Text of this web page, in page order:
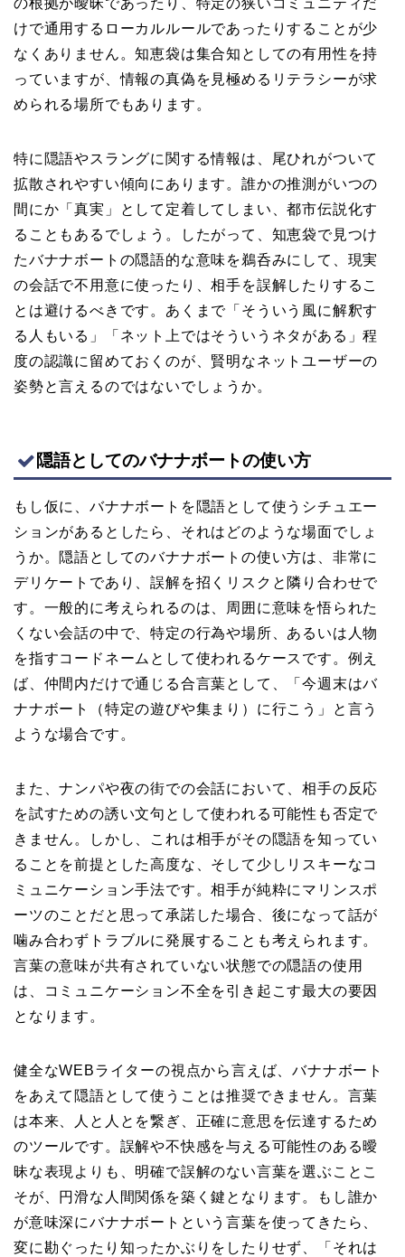
の根拠が曖昧であったり、特定の狭いコミュニティだ
けで通用するローカルルールであったりすることが少
なくありません。知恵袋は集合知としての有用性を持
っていますが、情報の真偽を見極めるリテラシーが求
められる場所でもあります。
特に隠語やスラングに関する情報は、尾ひれがついて
拡散されやすい傾向にあります。誰かの推測がいつの
間にか「真実」として定着してしまい、都市伝説化す
ることもあるでしょう。したがって、知恵袋で見つけ
たバナナボートの隠語的な意味を鵜呑みにして、現実
の会話で不用意に使ったり、相手を誤解したりするこ
とは避けるべきです。あくまで「そういう風に解釈す
る人もいる」「ネット上ではそういうネタがある」程
度の認識に留めておくのが、賢明なネットユーザーの
姿勢と言えるのではないでしょうか。
隠語としてのバナナボートの使い方
もし仮に、バナナボートを隠語として使うシチュエー
ションがあるとしたら、それはどのような場面でしょ
うか。隠語としてのバナナボートの使い方は、非常に
デリケートであり、誤解を招くリスクと隣り合わせで
す。一般的に考えられるのは、周囲に意味を悟られた
くない会話の中で、特定の行為や場所、あるいは人物
を指すコードネームとして使われるケースです。例え
ば、仲間内だけで通じる合言葉として、「今週末はバ
ナナボート（特定の遊びや集まり）に行こう」と言う
ような場合です。
また、ナンパや夜の街での会話において、相手の反応
を試すための誘い文句として使われる可能性も否定で
きません。しかし、これは相手がその隠語を知ってい
ることを前提とした高度な、そして少しリスキーなコ
ミュニケーション手法です。相手が純粋にマリンスポ
ーツのことだと思って承諾した場合、後になって話が
噛み合わずトラブルに発展することも考えられます。
言葉の意味が共有されていない状態での隠語の使用
は、コミュニケーション不全を引き起こす最大の要因
となります。
健全なWEBライターの視点から言えば、バナナボート
をあえて隠語として使うことは推奨できません。言葉
は本来、人と人とを繋ぎ、正確に意思を伝達するため
のツールです。誤解や不快感を与える可能性のある曖
昧な表現よりも、明確で誤解のない言葉を選ぶことこ
そが、円滑な人間関係を築く鍵となります。もし誰か
が意味深にバナナボートという言葉を使ってきたら、
変に勘ぐったり知ったかぶりをしたりせず、「それは